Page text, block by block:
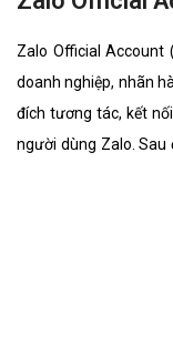
Zalo Official
doanh nghiệp, nhãn
đích tương tác, kết
người dùng Zalo. Sau